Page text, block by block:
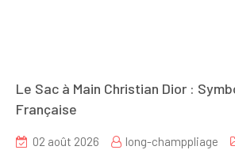
Le Sac à Main Christian Dior :
Française
02 août 2026 long-champpliage